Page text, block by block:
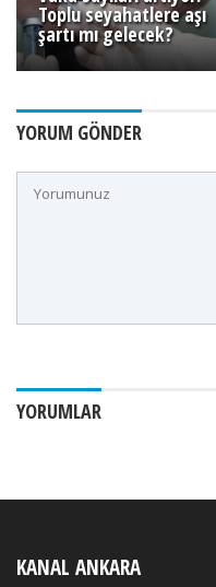
Toplu seyahatlere aşı
şartı mı gelecek?
YORUM GÖNDER
YORUMLAR
KANAL ANKARA